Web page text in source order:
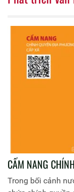
CẨM NANG
Trong bối cảnh